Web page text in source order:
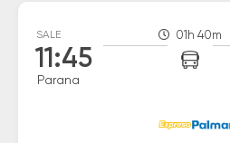
SALE
11:45
Parana
01h 40m